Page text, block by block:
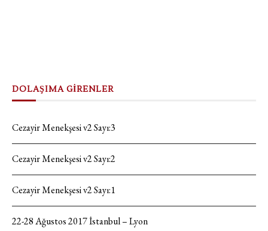
DOLAŞIMA GİRENLER
Cezayir Menekşesi v2 Sayı:3
Cezayir Menekşesi v2 Sayı:2
Cezayir Menekşesi v2 Sayı:1
22-28 Ağustos 2017 İstanbul – Lyon